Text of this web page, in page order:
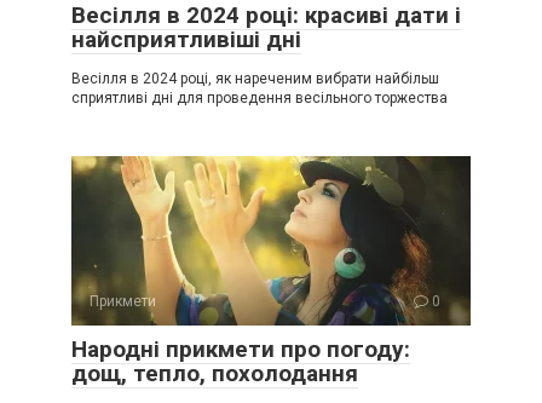
Весілля в 2024 році: красиві дати і
найсприятливіші дні
Весілля в 2024 році, як нареченим вибрати найбільш
сприятливі дні для проведення весільного торжества
Прикмети 0
Народні прикмети про погоду:
дощ, тепло, похолодання